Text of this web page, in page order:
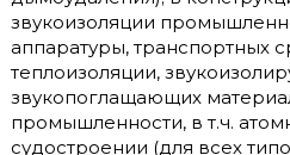
звукоизоляции
аппаратуры, транспортных
теплоизоляции,
звукопоглащающих
промышленности, в т.ч.
судостроении (для всех